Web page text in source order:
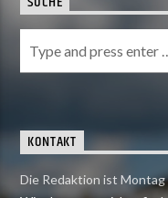
KONTAKT
Die Redaktion ist